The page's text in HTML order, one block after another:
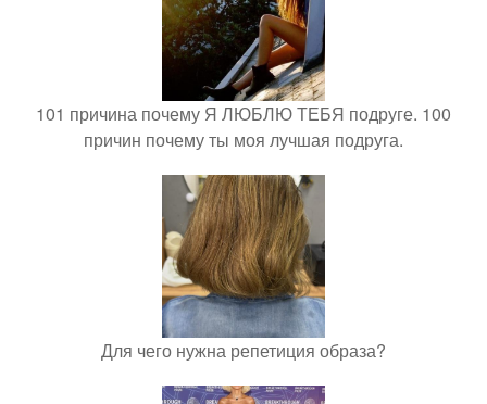
101 причина почему Я ЛЮБЛЮ ТЕБЯ подруге. 100
причин почему ты моя лучшая подруга.
Для чего нужна репетиция образа?